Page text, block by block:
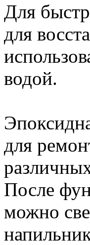
Для
для
водой.
для
После
можно